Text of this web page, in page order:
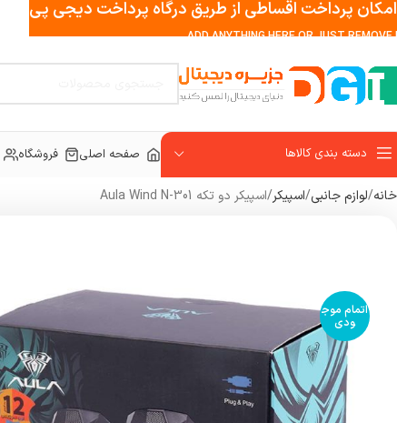
ADD ANYTHING HERE OR JUST REMOVE
دسته بندی کالاها صفحه اصلی فروشگاه
خانه لوازم جانبی اسپیکر اسپیکر دو تکه Aula Wind N-301
اتمام موج
ودی
امکان پرداخت اقساطی از طریق درگاه پرداخت دیجی پی